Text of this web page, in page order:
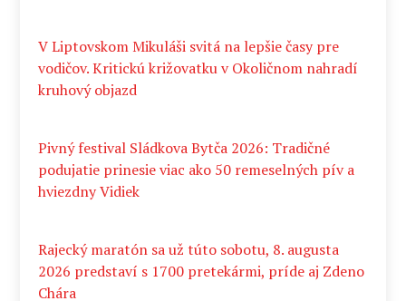
V Liptovskom Mikuláši svitá na lepšie časy pre
vodičov. Kritickú križovatku v Okoličnom nahradí
kruhový objazd
Pivný festival Sládkova Bytča 2026: Tradičné
podujatie prinesie viac ako 50 remeselných pív a
hviezdny Vidiek
Rajecký maratón sa už túto sobotu, 8. augusta
2026 predstaví s 1700 pretekármi, príde aj Zdeno
Chára